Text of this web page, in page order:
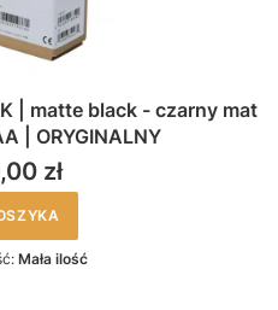
| matte black - czarny mat
| ORYGINALNY
zł
Mała ilość